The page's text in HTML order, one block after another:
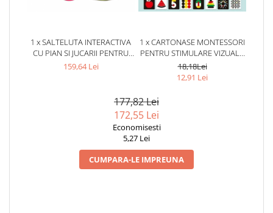
1 x SALTELUTA INTERACTIVA
CU PIAN SI JUCARII PENTRU
BEBELUSI
159,64 Lei
1 x CARTONASE MONTESSORI
PENTRU STIMULARE VIZUALA
- SET EDUCATIV PENTRU
BEBELUSI 3-6 LUNI
18,18Lei
12,91 Lei
177,82 Lei
172,55 Lei
Economisesti
5,27 Lei
CUMPARA-LE IMPREUNA